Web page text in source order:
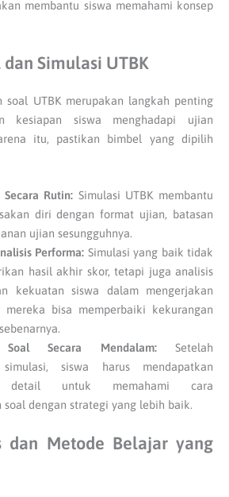
membantu siswa memahami konsep
Simulasi UTBK
soal UTBK merupakan langkah penting
kesiapan siswa menghadapi ujian
itu, pastikan bimbel yang dipilih
Secara Rutin: Simulasi UTBK membantu
diri dengan format ujian, batasan
ujian sesungguhnya.
Performa: Simulasi yang baik tidak
hasil akhir skor, tetapi juga analisis
kekuatan siswa dalam mengerjakan
mereka bisa memperbaiki kekurangan
Soal Secara Mendalam:Setelah
simulasi, siswa harus mendapatkan
detail untuk memahami cara
soal dengan strategi yang lebih baik.
dan Metode Belajar yang